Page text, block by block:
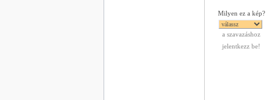
Milyen ez a kép?
a szavazáshoz
jelentkezz be!